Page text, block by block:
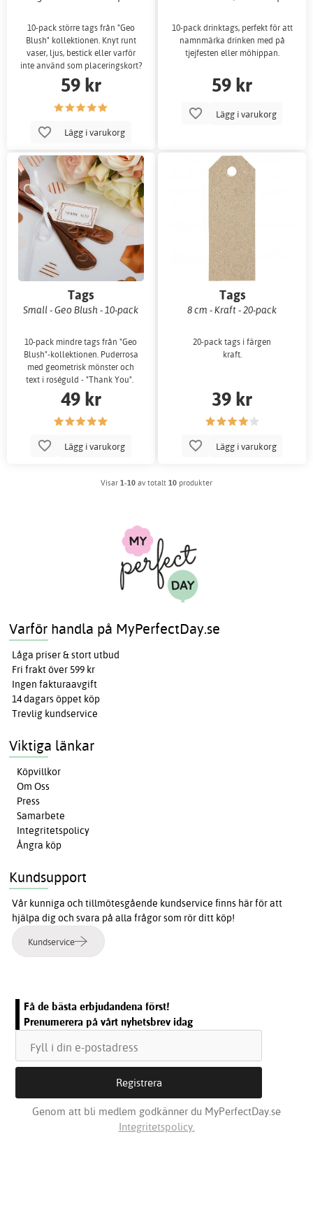
10-pack större tags från "Geo
Blush" kollektionen. Knyt runt
vaser, ljus, bestick eller varför
inte använd som placeringskort?
59 kr
Lägg i varukorg
10-pack drinktags, perfekt för att
namnmärka drinken med på
tjejfesten eller möhippan.
59 kr
Lägg i varukorg
Tags
Small - Geo Blush - 10-pack
10-pack mindre tags från "Geo
Blush"-kollektionen. Puderrosa
med geometrisk mönster och
text i roséguld - "Thank You".
49 kr
Lägg i varukorg
Tags
8 cm - Kraft - 20-pack
20-pack tags i färgen
kraft.
39 kr
Lägg i varukorg
Visar 1-10 av totalt 10 produkter
Varför handla på MyPerfectDay.se
Låga priser & stort utbud
Fri frakt över 599 kr
Ingen fakturaavgift
14 dagars öppet köp
Trevlig kundservice
Viktiga länkar
Köpvillkor
Om Oss
Press
Samarbete
Integritetspolicy
Ångra köp
Kundsupport
Vår kunniga och tillmötesgående kundservice finns här för att
hjälpa dig och svara på alla frågor som rör ditt köp!
Kundservice
Få de bästa erbjudandena först!
Prenumerera på vårt nyhetsbrev idag
Genom att bli medlem godkänner du MyPerfectDay.se
Integritetspolicy.